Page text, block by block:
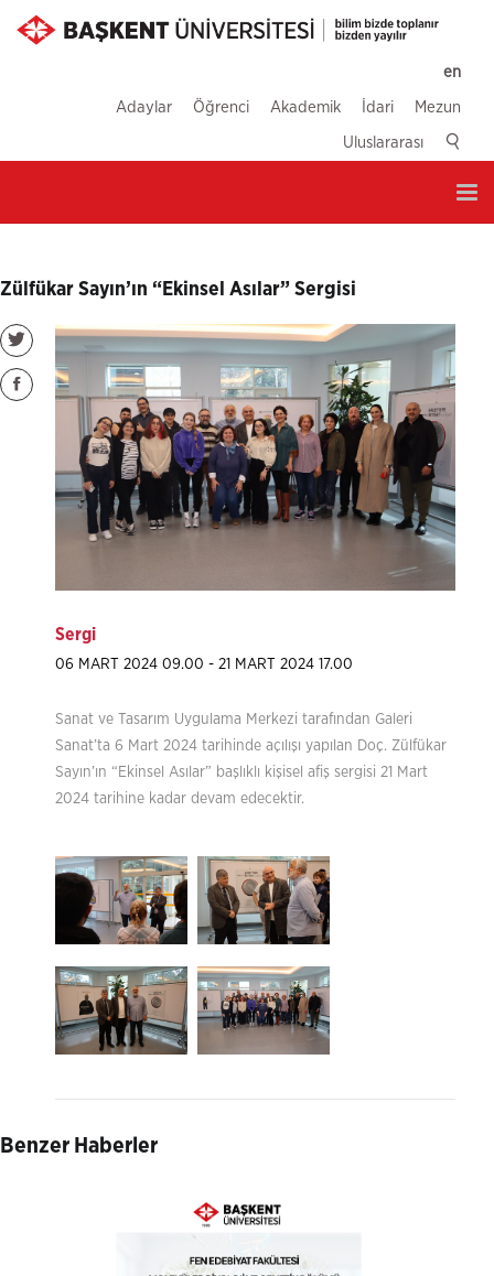
en
Adaylar Öğrenci Akademik İdari Mezun
Uluslararası
Zülfükar Sayın’ın “Ekinsel Asılar” Sergisi
Sergi
06 MART 2024 09.00 - 21 MART 2024 17.00
Sanat ve Tasarım Uygulama Merkezi tarafından Galeri
Sanat’ta 6 Mart 2024 tarihinde açılışı yapılan Doç. Zülfükar
Sayın’ın “Ekinsel Asılar” başlıklı kişisel afiş sergisi 21 Mart
2024 tarihine kadar devam edecektir.
Benzer Haberler